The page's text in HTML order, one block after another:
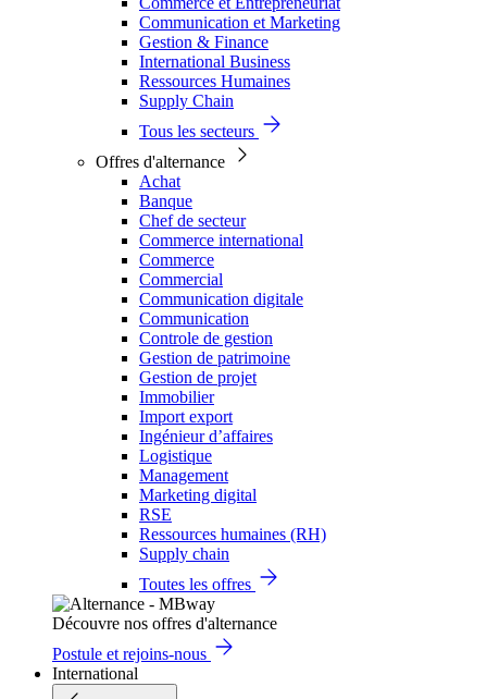
Communication et Marketing
Gestion & Finance
International Business
Ressources Humaines
Supply Chain
Tous les secteurs
Offres d'alternance
Achat
Banque
Chef de secteur
Commerce international
Commerce
Commercial
Communication digitale
Communication
Controle de gestion
Gestion de patrimoine
Gestion de projet
Immobilier
Import export
Ingénieur d’affaires
Logistique
Management
Marketing digital
RSE
Ressources humaines (RH)
Supply chain
Toutes les offres
Découvre nos offres d'alternance
Postule et rejoins-nous
International